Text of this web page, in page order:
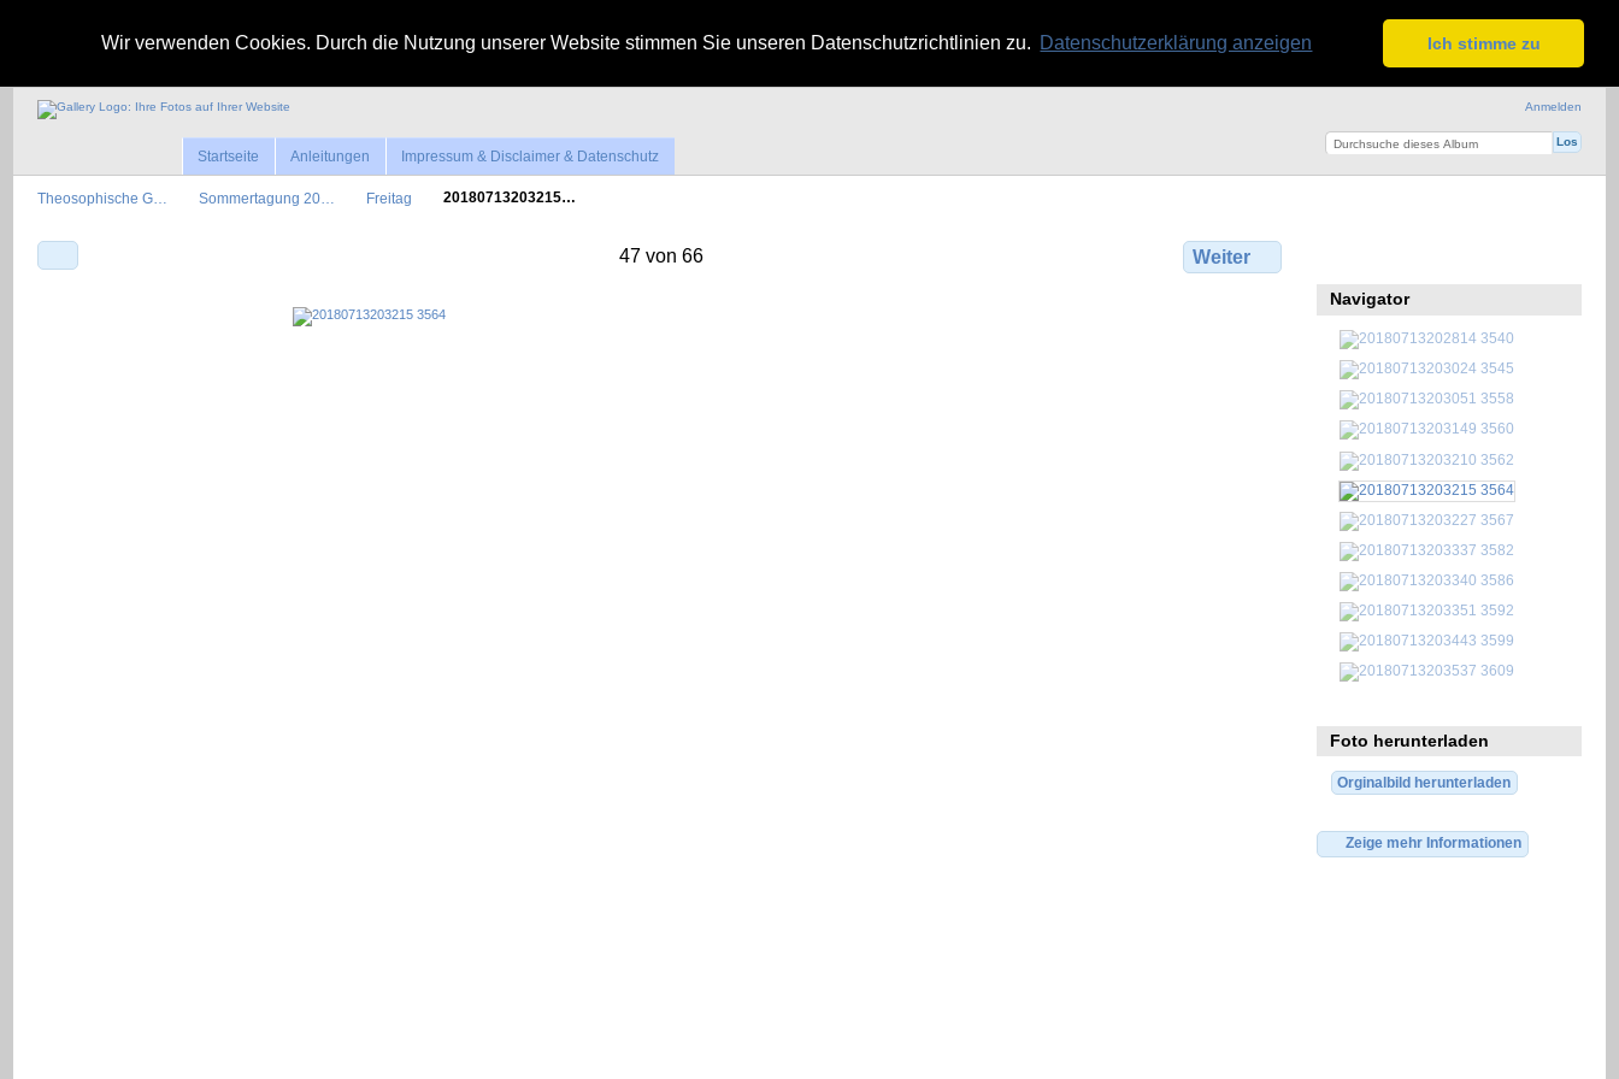
Wir verwenden Cookies. Durch die Nutzung unserer Website stimmen Sie unseren Datenschutzrichtlinien zu. Datenschutzerklärung anzeigen Ich stimme zu
Anmelden
Startseite Anleitungen Impressum & Disclaimer & Datenschutz
Theosophische G… Sommertagung 20… Freitag 20180713203215…
47 von 66 Weiter
Navigator
Foto herunterladen
Orginalbild herunterladen
Zeige mehr Informationen